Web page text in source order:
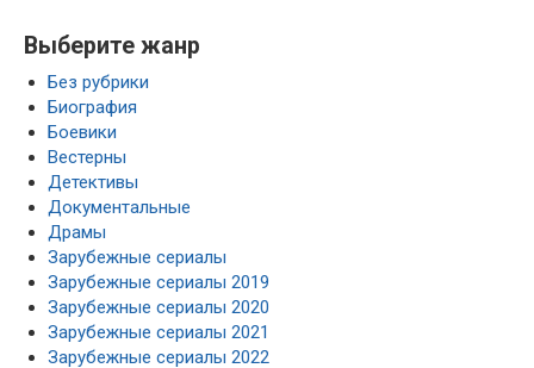
Выберите жанр
Без рубрики
Биография
Боевики
Вестерны
Детективы
Документальные
Драмы
Зарубежные сериалы
Зарубежные сериалы 2019
Зарубежные сериалы 2020
Зарубежные сериалы 2021
Зарубежные сериалы 2022